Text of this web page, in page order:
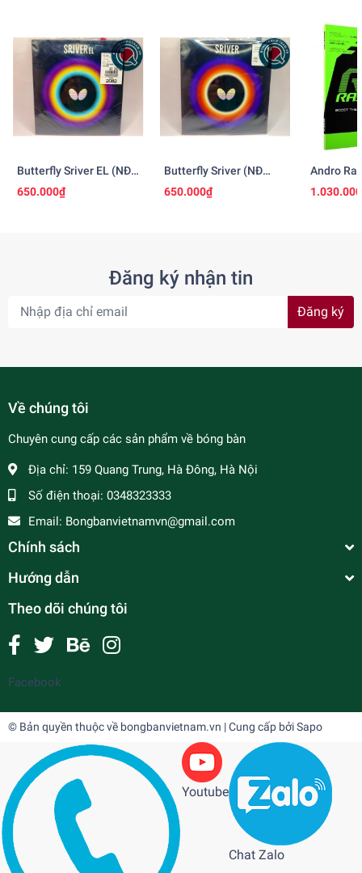
Butterfly Sriver EL (NĐ
Nhật)
650.000₫
Butterfly Sriver (NĐ
Nhật)
650.000₫
Andro
Đăng ký nhận tin
Đăng ký
Về chúng tôi
Chuyên cung cấp các sản phẩm về bóng bàn
Địa chỉ: 159 Quang Trung, Hà Đông, Hà Nội
Số điện thoại: 0348323333
Email: Bongbanvietnamvn@gmail.com
Chính sách
Hướng dẫn
Theo dõi chúng tôi
Facebook
© Bản quyền thuộc về bongbanvietnam.vn | Cung cấp bởiSapo
Youtube
Chat Zalo